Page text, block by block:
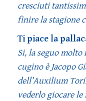
cresciuti
finire la stagione
Ti piace la
Si, la seguo
cugino è Jacopo
dell’Auxilium
vederlo giocare